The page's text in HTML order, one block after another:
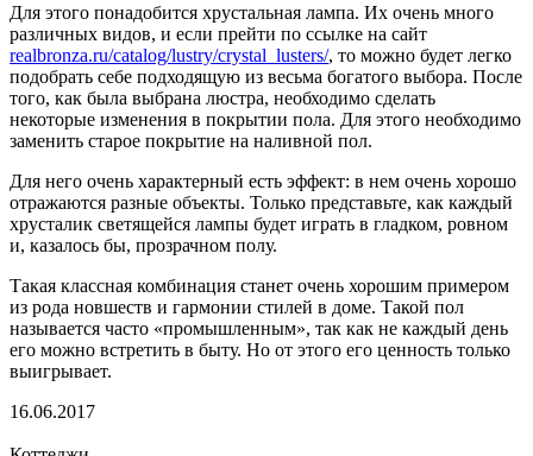
Для этого понадобится хрустальная лампа. Их очень много
различных видов, и если прейти по ссылке на сайт
realbronza.ru/catalog/lustry/crystal_lusters/, то можно будет легко
подобрать себе подходящую из весьма богатого выбора. После
того, как была выбрана люстра, необходимо сделать
некоторые изменения в покрытии пола. Для этого необходимо
заменить старое покрытие на наливной пол.
Для него очень характерный есть эффект: в нем очень хорошо
отражаются разные объекты. Только представьте, как каждый
хрусталик светящейся лампы будет играть в гладком, ровном
и, казалось бы, прозрачном полу.
Такая классная комбинация станет очень хорошим примером
из рода новшеств и гармонии стилей в доме. Такой пол
называется часто «промышленным», так как не каждый день
его можно встретить в быту. Но от этого его ценность только
выигрывает.
16.06.2017